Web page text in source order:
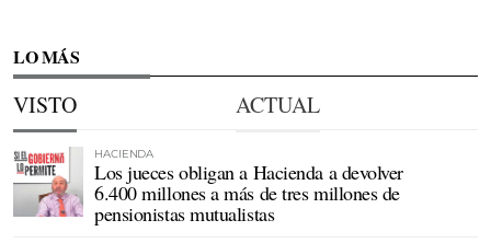
LO MÁS
VISTO ACTUAL
HACIENDA
Los jueces obligan a Hacienda a devolver
6.400 millones a más de tres millones de
pensionistas mutualistas